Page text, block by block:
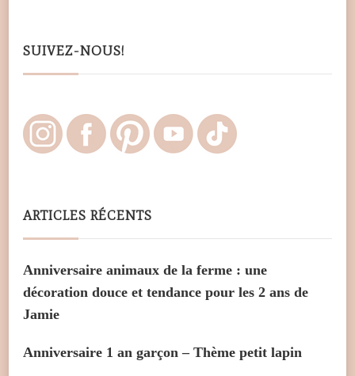
SUIVEZ-NOUS!
ARTICLES RÉCENTS
Anniversaire animaux de la ferme : une
décoration douce et tendance pour les 2 ans de
Jamie
Anniversaire 1 an garçon – Thème petit lapin